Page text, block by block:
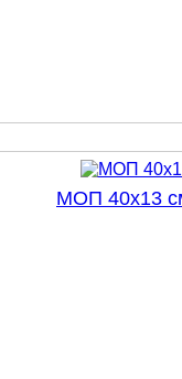
МОП 40х13